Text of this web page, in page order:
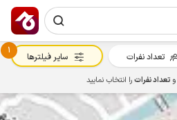
تعداد نفرات
1
سایر فیلترها
و تعداد نفراترا انتخاب نمایید